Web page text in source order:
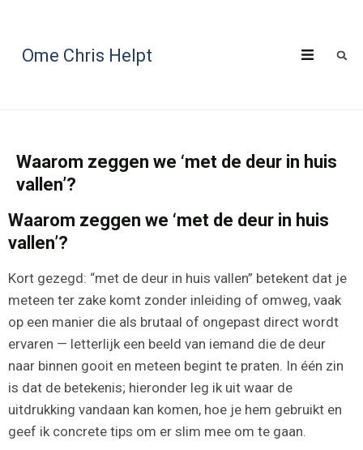
Ome Chris Helpt
Waarom zeggen we ‘met de deur in huis
vallen’?
Waarom zeggen we ‘met de deur in huis
vallen’?
Kort gezegd: “met de deur in huis vallen” betekent dat je
meteen ter zake komt zonder inleiding of omweg, vaak
op een manier die als brutaal of ongepast direct wordt
ervaren — letterlijk een beeld van iemand die de deur
naar binnen gooit en meteen begint te praten. In één zin
is dat de betekenis; hieronder leg ik uit waar de
uitdrukking vandaan kan komen, hoe je hem gebruikt en
geef ik concrete tips om er slim mee om te gaan.